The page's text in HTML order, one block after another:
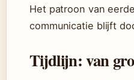
Het patroon van
communicatie blijft
Tijdlijn: van